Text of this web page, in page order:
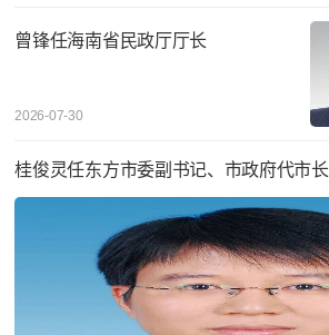
曾锋任海南省民政厅厅长
2026-07-30
桂俊灵任东方市委副书记、市政府代市长